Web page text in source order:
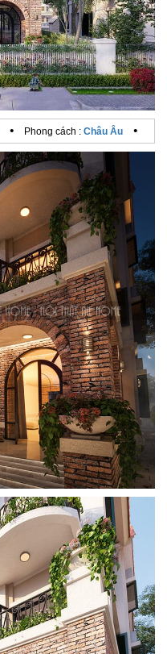
• Phong cách : Châu Âu •